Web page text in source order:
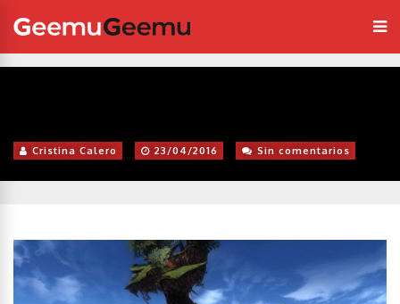
Cristina Calero 23/04/2016 Sin comentarios